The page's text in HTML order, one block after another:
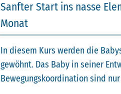
Sanfter Start ins nasse
Monat
In diesem Kurs werden die
gewöhnt. Das Baby in seiner
Bewegungskoordination sind